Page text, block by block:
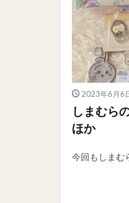
2023年6月6
しまむら
ほか
今回もしまむ